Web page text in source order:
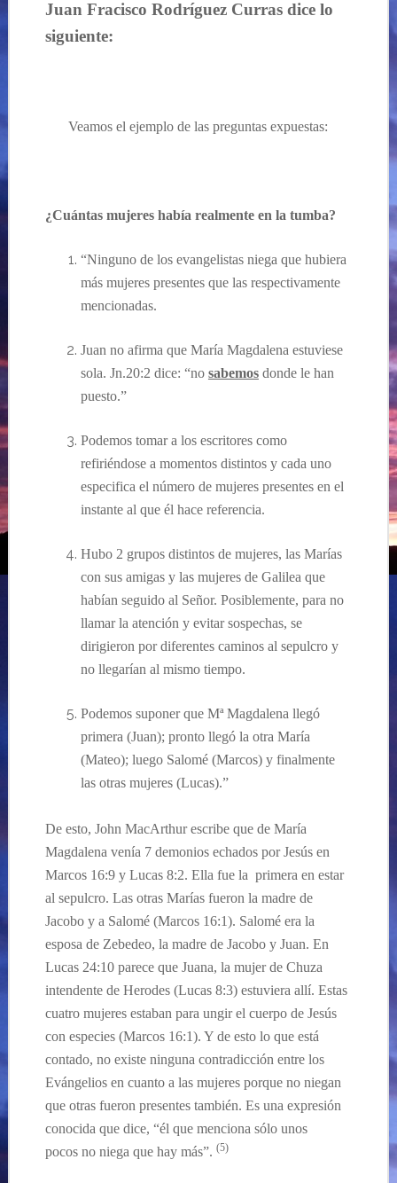
Juan Fracisco Rodríguez Curras dice lo
siguiente:
Veamos el ejemplo de las preguntas expuestas:
¿Cuántas mujeres había realmente en la tumba?
“Ninguno de los evangelistas niega que hubiera
más mujeres presentes que las respectivamente
mencionadas.
Juan no afirma que María Magdalena estuviese
sola. Jn.20:2 dice: “no sabemos donde le han
puesto.”
Podemos tomar a los escritores como
refiriéndose a momentos distintos y cada uno
especifica el número de mujeres presentes en el
instante al que él hace referencia.
Hubo 2 grupos distintos de mujeres, las Marías
con sus amigas y las mujeres de Galilea que
habían seguido al Señor. Posiblemente, para no
llamar la atención y evitar sospechas, se
dirigieron por diferentes caminos al sepulcro y
no llegarían al mismo tiempo.
Podemos suponer que Mª Magdalena llegó
primera (Juan); pronto llegó la otra María
(Mateo); luego Salomé (Marcos) y finalmente
las otras mujeres (Lucas).”
De esto, John MacArthur escribe que de María
Magdalena venía 7 demonios echados por Jesús en
Marcos 16:9 y Lucas 8:2. Ella fue la primera en estar
al sepulcro. Las otras Marías fueron la madre de
Jacobo y a Salomé (Marcos 16:1). Salomé era la
esposa de Zebedeo, la madre de Jacobo y Juan. En
Lucas 24:10 parece que Juana, la mujer de Chuza
intendente de Herodes (Lucas 8:3) estuviera allí. Estas
cuatro mujeres estaban para ungir el cuerpo de Jesús
con especies (Marcos 16:1). Y de esto lo que está
contado, no existe ninguna contradicción entre los
Evángelios en cuanto a las mujeres porque no niegan
que otras fueron presentes también. Es una expresión
conocida que dice, “él que menciona sólo unos
pocos no niega que hay más”. (5)